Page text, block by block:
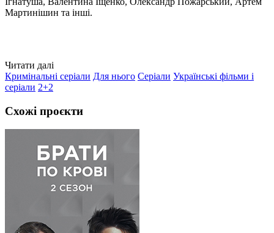
Мартинішин та інші.
Читати далі
Кримінальні серіали Для нього Серіали Українські фільми і
серіали 2+2
Схожі проєкти